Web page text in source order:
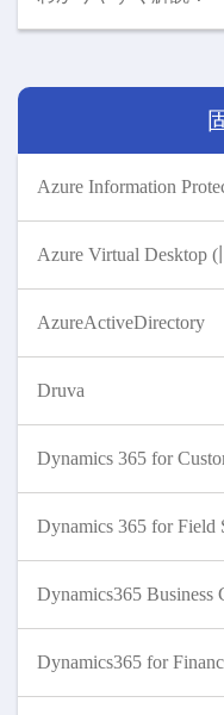
Azure Information
Azure Virtual Desktop
AzureActiveDirectory
Druva
Dynamics 365 for
Dynamics 365 for Field
Dynamics365
Dynamics365 for